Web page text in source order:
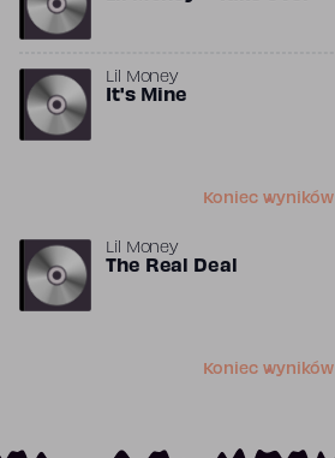
Lil Money
It's Mine
Koniec wyników
Lil Money
The Real Deal
Koniec wyników